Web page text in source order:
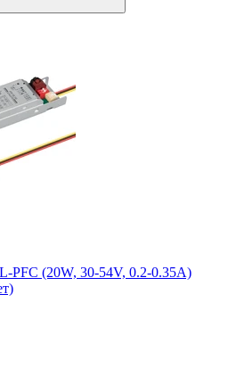
PFC (20W, 30-54V, 0.2-0.35A)